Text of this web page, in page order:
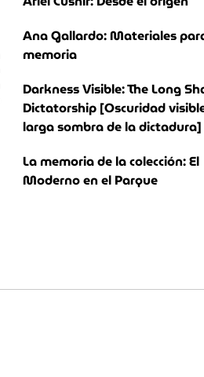
Ana Gallardo: Materiales
memoria
Darkness Visible: The Long
Dictatorship [Oscuridad
larga sombra de la dictadura]
La memoria de la colección: El
Moderno en el Parque